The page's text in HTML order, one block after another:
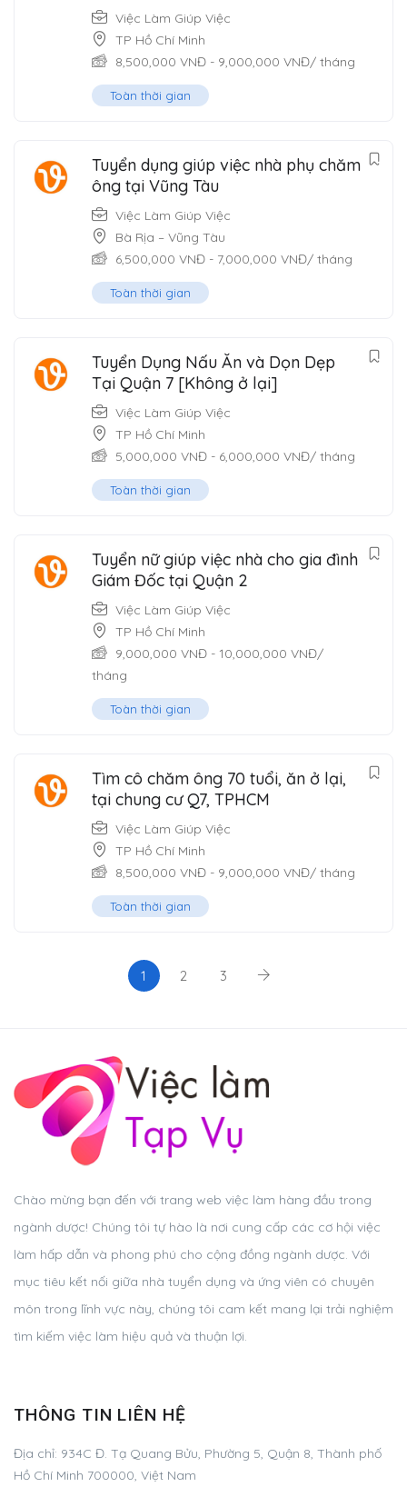
Việc Làm Giúp Việc
TP Hồ Chí Minh
8,500,000 VNĐ - 9,000,000 VNĐ/ tháng
Toàn thời gian
Tuyển dụng giúp việc nhà phụ chăm
ông tại Vũng Tàu
Việc Làm Giúp Việc
Bà Rịa – Vũng Tàu
6,500,000 VNĐ - 7,000,000 VNĐ/ tháng
Toàn thời gian
Tuyển Dụng Nấu Ăn và Dọn Dẹp
Tại Quận 7 [Không ở lại]
Việc Làm Giúp Việc
TP Hồ Chí Minh
5,000,000 VNĐ - 6,000,000 VNĐ/ tháng
Toàn thời gian
Tuyển nữ giúp việc nhà cho gia đình
Giám Đốc tại Quận 2
Việc Làm Giúp Việc
TP Hồ Chí Minh
9,000,000 VNĐ - 10,000,000 VNĐ/
tháng
Toàn thời gian
Tìm cô chăm ông 70 tuổi, ăn ở lại,
tại chung cư Q7, TPHCM
Việc Làm Giúp Việc
TP Hồ Chí Minh
8,500,000 VNĐ - 9,000,000 VNĐ/ tháng
Toàn thời gian
1 2 3
Chào mừng bạn đến với trang web việc làm hàng đầu trong
ngành dược! Chúng tôi tự hào là nơi cung cấp các cơ hội việc
làm hấp dẫn và phong phú cho cộng đồng ngành dược. Với
mục tiêu kết nối giữa nhà tuyển dụng và ứng viên có chuyên
môn trong lĩnh vực này, chúng tôi cam kết mang lại trải nghiệm
tìm kiếm việc làm hiệu quả và thuận lợi.
THÔNG TIN LIÊN HỆ
Địa chỉ: 934C Đ. Tạ Quang Bửu, Phường 5, Quận 8, Thành phố
Hồ Chí Minh 700000, Việt Nam